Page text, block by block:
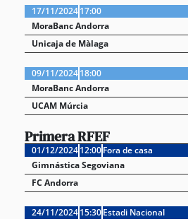
17/11/202417:00
MoraBanc Andorra
Unicaja de Màlaga
09/11/202418:00
MoraBanc Andorra
UCAM Múrcia
Primera RFEF
01/12/202412:00Fora de casa
Gimnástica Segoviana
FC Andorra
24/11/202415:30Estadi Nacional